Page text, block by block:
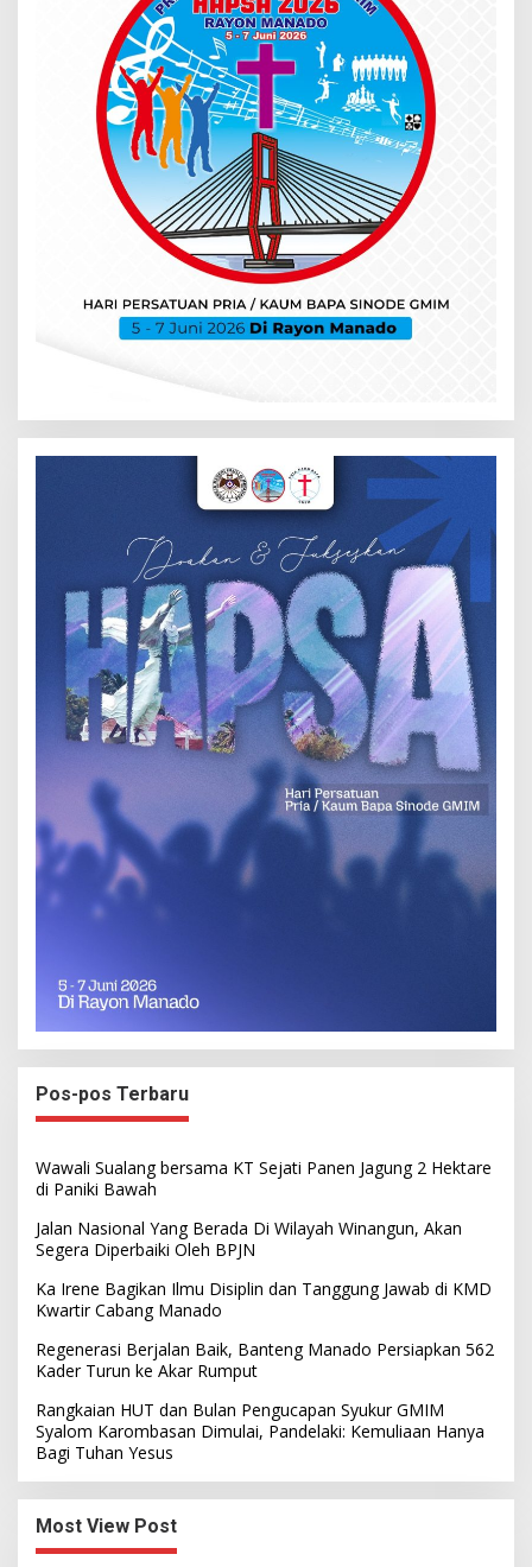
Pos-pos Terbaru
Wawali Sualang bersama KT Sejati Panen Jagung 2 Hektare
di Paniki Bawah
Jalan Nasional Yang Berada Di Wilayah Winangun, Akan
Segera Diperbaiki Oleh BPJN
Ka Irene Bagikan Ilmu Disiplin dan Tanggung Jawab di KMD
Kwartir Cabang Manado
Regenerasi Berjalan Baik, Banteng Manado Persiapkan 562
Kader Turun ke Akar Rumput
Rangkaian HUT dan Bulan Pengucapan Syukur GMIM
Syalom Karombasan Dimulai, Pandelaki: Kemuliaan Hanya
Bagi Tuhan Yesus
Most View Post